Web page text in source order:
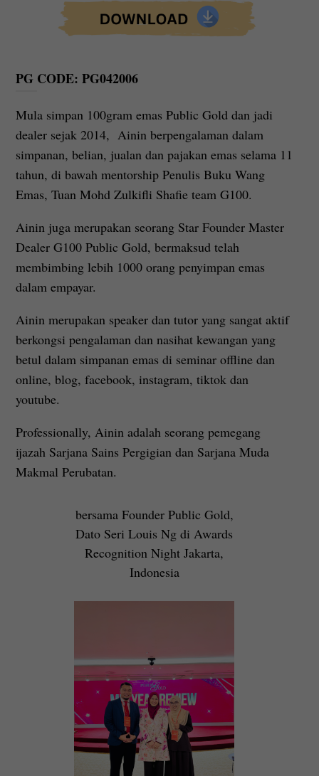
PG CODE: PG042006
Mula simpan 100gram emas Public Gold dan jadi
dealer sejak 2014, Ainin berpengalaman dalam
simpanan, belian, jualan dan pajakan emas selama 11
tahun, di bawah mentorship Penulis Buku Wang
Emas, Tuan Mohd Zulkifli Shafie team G100.
Ainin juga merupakan seorang Star Founder Master
Dealer G100 Public Gold, bermaksud telah
membimbing lebih 1000 orang penyimpan emas
dalam empayar.
Ainin merupakan speaker dan tutor yang sangat aktif
berkongsi pengalaman dan nasihat kewangan yang
betul dalam simpanan emas di seminar offline dan
online, blog, facebook, instagram, tiktok dan
youtube.
Professionally, Ainin adalah seorang pemegang
ijazah Sarjana Sains Pergigian dan Sarjana Muda
Makmal Perubatan.
bersama Founder Public Gold,
Dato Seri Louis Ng di Awards
Recognition Night Jakarta,
Indonesia